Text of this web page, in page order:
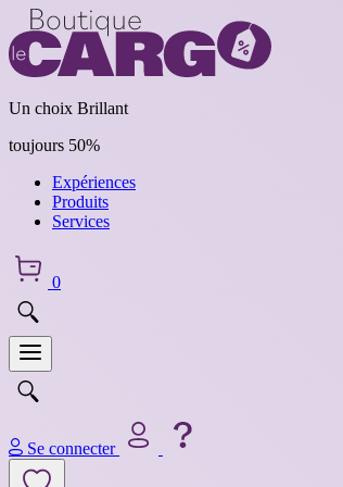
Un choix Brillant
toujours 50%
Expériences
Produits
Services
0
Se connecter